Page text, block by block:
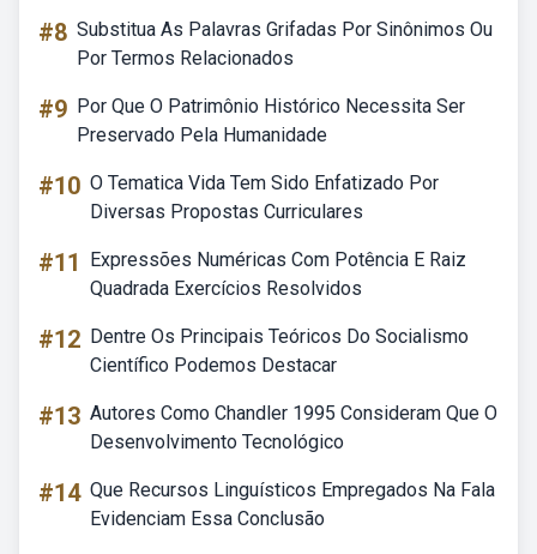
#8 Substitua As Palavras Grifadas Por Sinônimos Ou
Por Termos Relacionados
#9 Por Que O Patrimônio Histórico Necessita Ser
Preservado Pela Humanidade
#10 O Tematica Vida Tem Sido Enfatizado Por
Diversas Propostas Curriculares
#11
Expressões Numéricas Com Potência E Raiz
Quadrada Exercícios Resolvidos
#12 Dentre Os Principais Teóricos Do Socialismo
Científico Podemos Destacar
#13 Autores Como Chandler 1995 Consideram Que O
Desenvolvimento Tecnológico
#14 Que Recursos Linguísticos Empregados Na Fala
Evidenciam Essa Conclusão